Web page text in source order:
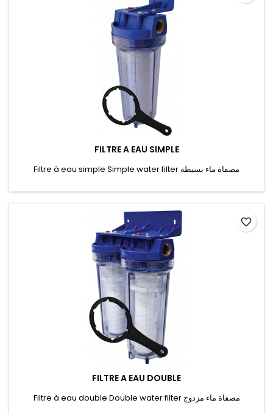
FILTRE A EAU SIMPLE
Filtre à eau simple Simple water filter مصفاة ماء بسيطة
FILTRE A EAU DOUBLE
Filtre à eau double Double water filter مصفاة ماء مزدوج
favorite_border